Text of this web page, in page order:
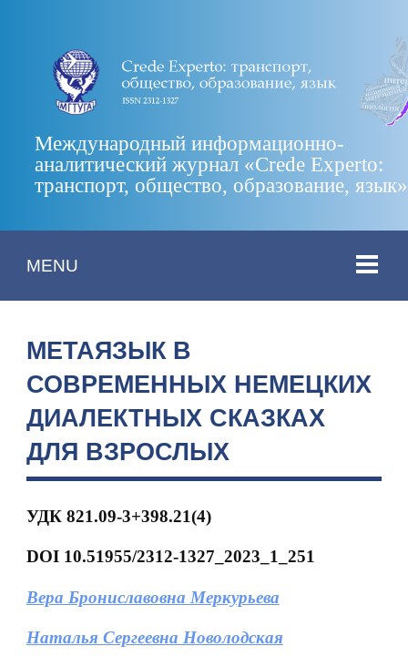
Международный информационно-
аналитический журнал «Crede Experto:
транспорт, общество, образование, язык»
MENU
МЕТАЯЗЫК В
СОВРЕМЕННЫХ НЕМЕЦКИХ
ДИАЛЕКТНЫХ СКАЗКАХ
ДЛЯ ВЗРОСЛЫХ
УДК 821.09-3+398.21(4)
DOI10.51955/2312-1327_2023_1_251
Вера Брониславовна Меркурьева
Наталья Сергеевна Новолодская